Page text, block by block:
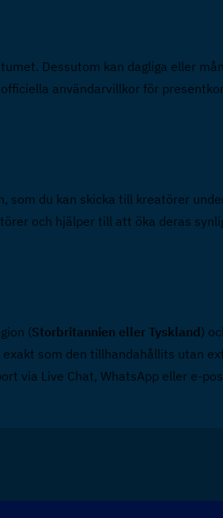
Dessutom kan dagliga eller
användarvillkor för
som du kan skicka till kreatörer
och hjälper till att öka deras
(Storbritannien eller Tyskland)
som den tillhandahållits utan